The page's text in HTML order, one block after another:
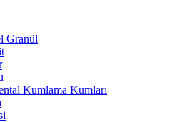
Granül
Kumlama Kumları